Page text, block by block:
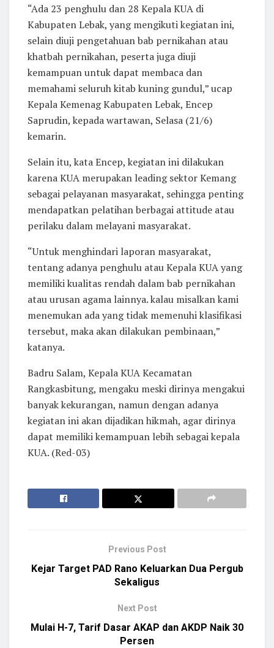
“Ada 23 penghulu dan 28 Kepala KUA di
Kabupaten Lebak, yang mengikuti kegiatan ini,
selain diuji pengetahuan bab pernikahan atau
khatbah pernikahan, peserta juga diuji
kemampuan untuk dapat membaca dan
memahami seluruh kitab kuning gundul,” ucap
Kepala Kemenag Kabupaten Lebak, Encep
Saprudin, kepada wartawan, Selasa (21/6)
kemarin.
Selain itu, kata Encep, kegiatan ini dilakukan
karena KUA merupakan leading sektor Kemang
sebagai pelayanan masyarakat, sehingga penting
mendapatkan pelatihan berbagai attitude atau
perilaku dalam melayani masyarakat.
“Untuk menghindari laporan masyarakat,
tentang adanya penghulu atau Kepala KUA yang
memiliki kualitas rendah dalam bab pernikahan
atau urusan agama lainnya. kalau misalkan kami
menemukan ada yang tidak memenuhi klasifikasi
tersebut, maka akan dilakukan pembinaan,”
katanya.
Badru Salam, Kepala KUA Kecamatan
Rangkasbitung, mengaku meski dirinya mengakui
banyak kekurangan, namun dengan adanya
kegiatan ini akan dijadikan hikmah, agar dirinya
dapat memiliki kemampuan lebih sebagai kepala
KUA. (Red-03)
Previous Post
Kejar Target PAD Rano Keluarkan Dua Pergub
Sekaligus
Next Post
Mulai H-7, Tarif Dasar AKAP dan AKDP Naik 30
Persen